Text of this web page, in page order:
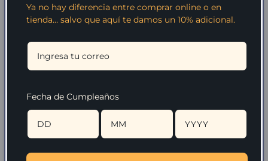
Ya no hay diferencia entre comprar online o en
tienda… salvo que aquí te damos un 10% adicional.
Fecha de Cumpleaños